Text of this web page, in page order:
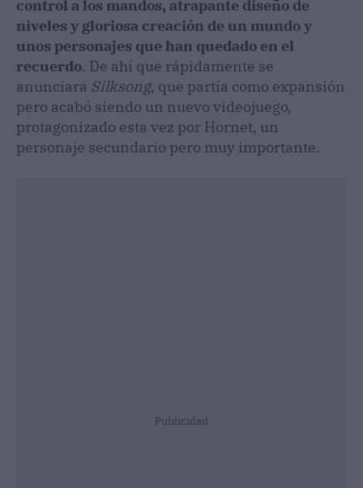
control a los mandos, atrapante diseño de
niveles y gloriosa creación de un mundo y
unos personajes que han quedado en el
recuerdo. De ahí que rápidamente se
anunciara Silksong, que partía como expansión
pero acabó siendo un nuevo videojuego,
protagonizado esta vez por Hornet, un
personaje secundario pero muy importante.
Publicidad